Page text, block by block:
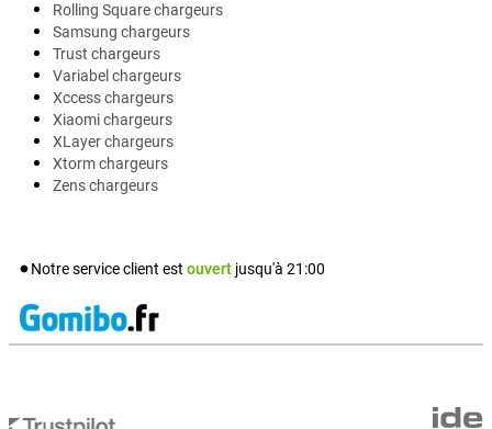
Rolling Square chargeurs
Samsung chargeurs
Trust chargeurs
Variabel chargeurs
Xccess chargeurs
Xiaomi chargeurs
XLayer chargeurs
Xtorm chargeurs
Zens chargeurs
Notre service client est ouvert jusqu'à 21:00